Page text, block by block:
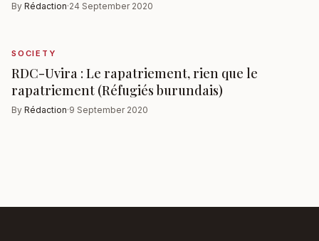
By Rédaction·24 September 2020
SOCIETY
RDC-Uvira : Le rapatriement, rien que le
rapatriement (Réfugiés burundais)
By Rédaction·9 September 2020